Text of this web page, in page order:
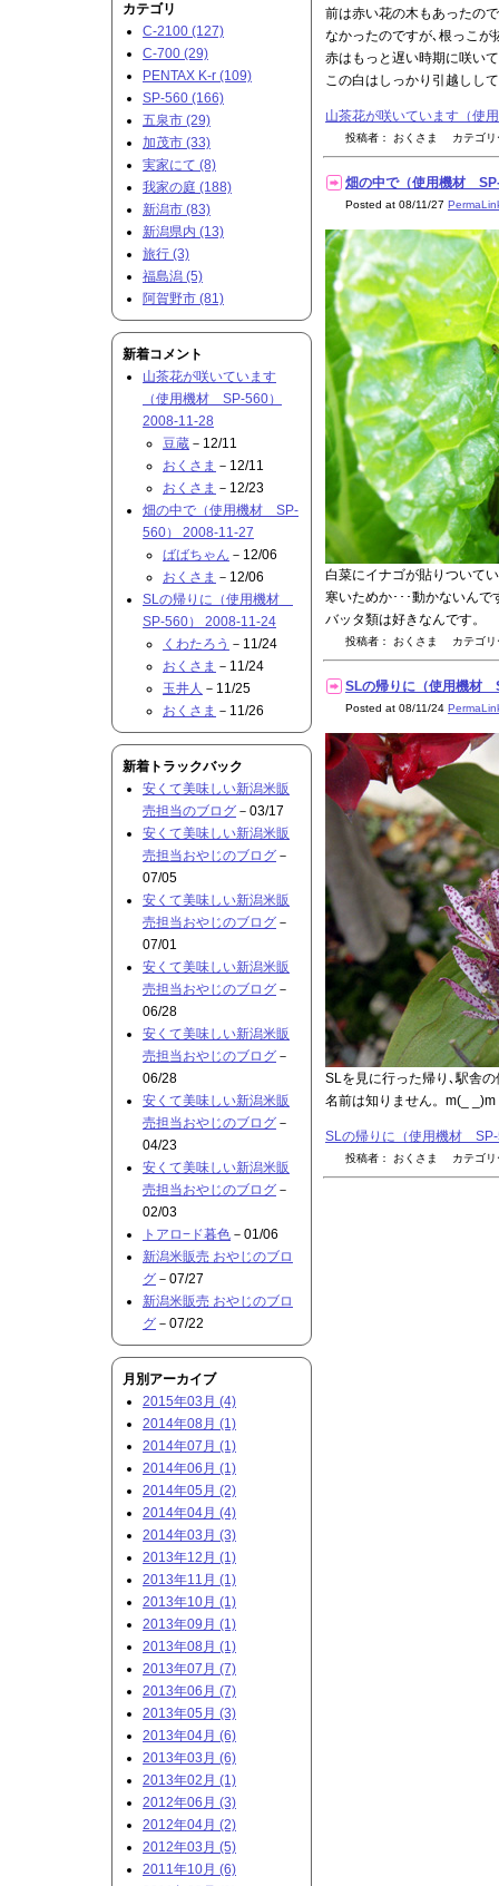
前は赤い花の木もあったの
なかったのですが､根っこが
赤はもっと遅い時期に咲い
この白はしっかり引越しし
山茶花が咲いています（使
投稿者： おくさま カテゴ
畑の中で（使用機材
Posted at 08/11/27
白菜にイナゴが貼りついて
寒いためか･･･動かないんで
バッタ類は好きなんです。
投稿者： おくさま カテゴ
SLの帰りに（使用機材
Posted at 08/11/24
SLを見に行った帰り､駅舎
名前は知りません。m(_ _)m
SLの帰りに（使用機材
投稿者： おくさま カテゴ
カテゴリ
C-2100 (127)
C-700 (29)
PENTAX K-r (109)
SP-560 (166)
五泉市 (29)
加茂市 (33)
実家にて (8)
我家の庭 (188)
新潟市 (83)
新潟県内 (13)
旅行 (3)
福島潟 (5)
阿賀野市 (81)
新着コメント
山茶花が咲いています
（使用機材 SP-560）
2008-11-28
豆蔵 －12/11
おくさま －12/11
おくさま －12/23
畑の中で（使用機材 SP-
560） 2008-11-27
ばばちゃん －12/06
おくさま －12/06
SLの帰りに（使用機材
SP-560） 2008-11-24
くわたろう －11/24
おくさま －11/24
玉井人 －11/25
おくさま －11/26
新着トラックバック
安くて美味しい新潟米販
売担当のブログ －03/17
安くて美味しい新潟米販
売担当おやじのブログ －
07/05
安くて美味しい新潟米販
売担当おやじのブログ －
07/01
安くて美味しい新潟米販
売担当おやじのブログ －
06/28
安くて美味しい新潟米販
売担当おやじのブログ －
06/28
安くて美味しい新潟米販
売担当おやじのブログ －
04/23
安くて美味しい新潟米販
売担当おやじのブログ －
02/03
トアロ−ド暮色 －01/06
新潟米販売 おやじのブロ
グ －07/27
新潟米販売 おやじのブロ
グ －07/22
月別アーカイブ
2015年03月 (4)
2014年08月 (1)
2014年07月 (1)
2014年06月 (1)
2014年05月 (2)
2014年04月 (4)
2014年03月 (3)
2013年12月 (1)
2013年11月 (1)
2013年10月 (1)
2013年09月 (1)
2013年08月 (1)
2013年07月 (7)
2013年06月 (7)
2013年05月 (3)
2013年04月 (6)
2013年03月 (6)
2013年02月 (1)
2012年06月 (3)
2012年04月 (2)
2012年03月 (5)
2011年10月 (6)